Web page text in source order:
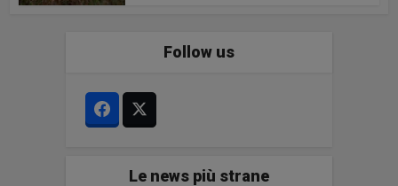
Follow us
Le news più strane